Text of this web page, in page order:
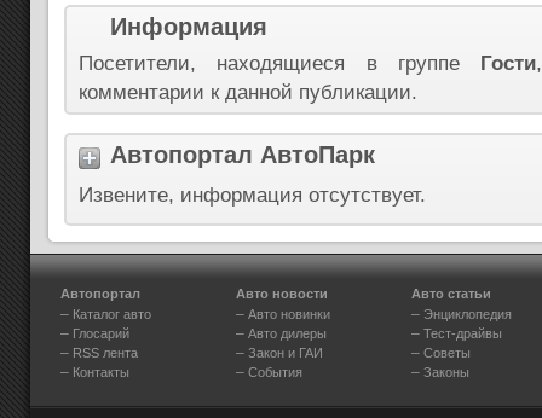
Информация
Посетители, находящиеся в группе Гости
комментарии к данной публикации.
Автопортал АвтоПарк
Извените, информация отсутствует.
Автопортал
– Каталог авто
– Глосарий
– RSS лента
– Контакты
Авто новости
– Авто новинки
– Авто дилеры
– Закон и ГАИ
– События
Авто статьи
– Энциклопедия
– Тест-драйвы
– Советы
– Законы